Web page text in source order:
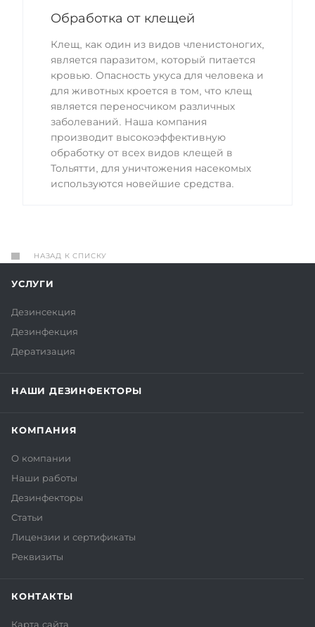
Обработка от клещей
Клещ, как один из видов членистоногих,
является паразитом, который питается
кровью. Опасность укуса для человека и
для животных кроется в том, что клещ
является переносчиком различных
заболеваний. Наша компания
производит высокоэффективную
обработку от всех видов клещей в
Тольятти, для уничтожения насекомых
используются новейшие средства.
НАЗАД К СПИСКУ
УСЛУГИ
Дезинсекция
Дезинфекция
Дератизация
НАШИ ДЕЗИНФЕКТОРЫ
КОМПАНИЯ
О компании
Наши работы
Дезинфекторы
Статьи
Лицензии и сертификаты
Реквизиты
КОНТАКТЫ
Карта сайта